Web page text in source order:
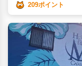
209ポイント